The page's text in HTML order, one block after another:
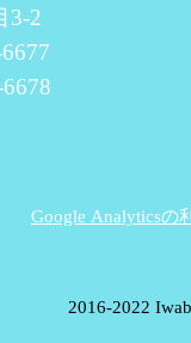
3-2
Google Analyticsの
© 2016-2022